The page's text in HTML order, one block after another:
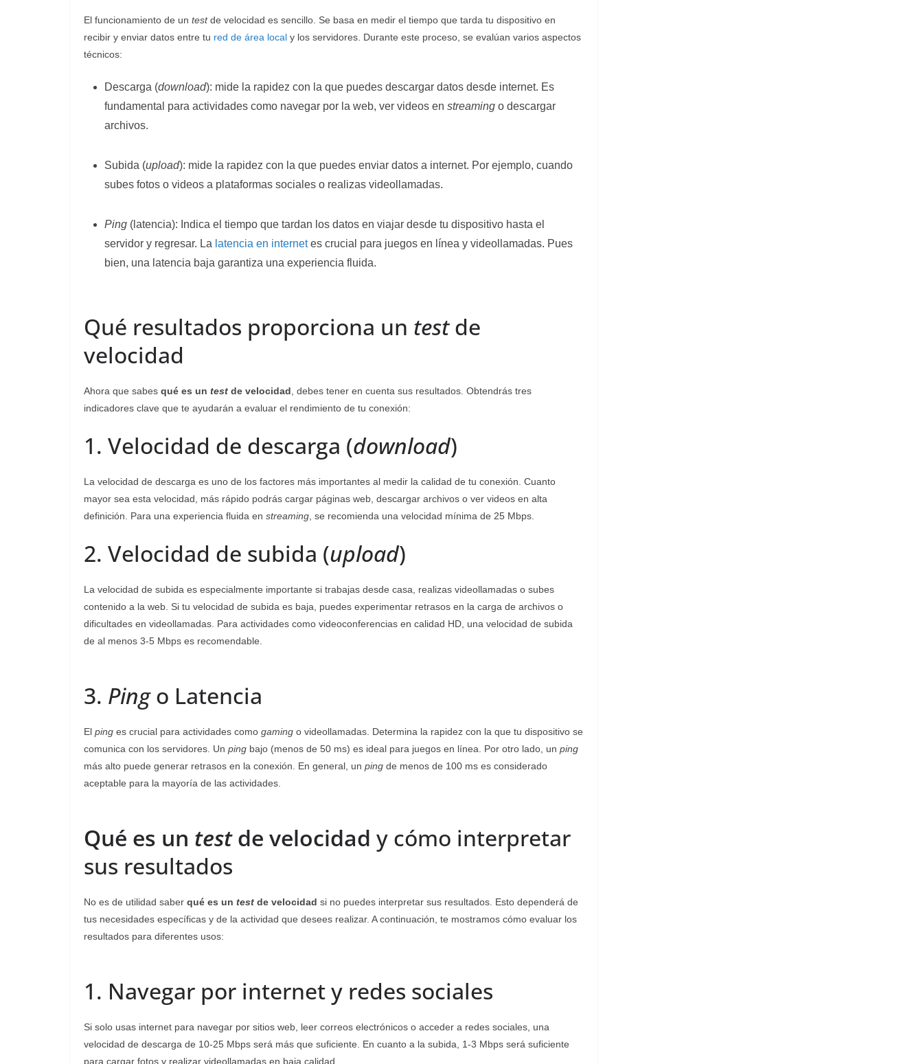
El funcionamiento de un testde velocidad es sencillo. Se basa en medir el tiempo que tarda tu dispositivo en
recibir y enviar datos entre tu red de área local y los servidores. Durante este proceso, se evalúan varios aspectos
técnicos:
Descarga (download): mide la rapidez con la que puedes descargar datos desde internet. Es
fundamental para actividades como navegar por la web, ver videos en streaming o descargar
archivos.
Subida (upload): mide la rapidez con la que puedes enviar datos a internet. Por ejemplo, cuando
subes fotos o videos a plataformas sociales o realizas videollamadas.
Ping (latencia): Indica el tiempo que tardan los datos en viajar desde tu dispositivo hasta el
servidor y regresar. La latencia en internetes crucial para juegos en línea y videollamadas. Pues
bien, una latencia baja garantiza una experiencia fluida.
Qué resultados proporciona un testde
velocidad
Ahora que sabes qué es un test de velocidad , debes tener en cuenta sus resultados. Obtendrás tres
indicadores clave que te ayudarán a evaluar el rendimiento de tu conexión:
1. Velocidad de descarga (download)
La velocidad de descarga es uno de los factores más importantes al medir la calidad de tu conexión. Cuanto
mayor sea esta velocidad, más rápido podrás cargar páginas web, descargar archivos o ver videos en alta
definición. Para una experiencia fluida en streaming , se recomienda una velocidad mínima de 25 Mbps.
2. Velocidad de subida (upload)
La velocidad de subida es especialmente importante si trabajas desde casa, realizas videollamadas o subes
contenido a la web. Si tu velocidad de subida es baja, puedes experimentar retrasos en la carga de archivos o
dificultades en videollamadas. Para actividades como videoconferencias en calidad HD, una velocidad de subida
de al menos 3-5 Mbps es recomendable.
3. Pingo Latencia
El ping es crucial para actividades como gaming o videollamadas. Determina la rapidez con la que tu dispositivo se
comunica con los servidores. Un ping bajo (menos de 50 ms) es ideal para juegos en línea. Por otro lado, un ping
más alto puede generar retrasos en la conexión. En general, un ping de menos de 100 ms es considerado
aceptable para la mayoría de las actividades.
Qué es un testde velocidad y cómo interpretar
sus resultados
No es de utilidad saber qué es un test de velocidad si no puedes interpretar sus resultados. Esto dependerá de
tus necesidades específicas y de la actividad que desees realizar. A continuación, te mostramos cómo evaluar los
resultados para diferentes usos:
1. Navegar por internet y redes sociales
Si solo usas internet para navegar por sitios web, leer correos electrónicos o acceder a redes sociales, una
velocidad de descarga de 10-25 Mbps será más que suficiente. En cuanto a la subida, 1-3 Mbps será suficiente
para cargar fotos y realizar videollamadas en baja calidad.